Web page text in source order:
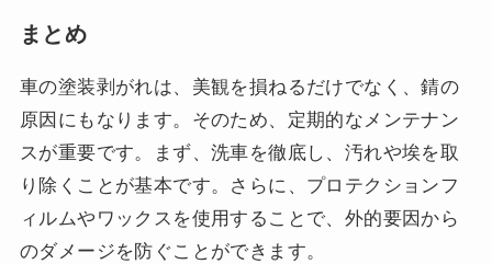
まとめ
車の塗装剥がれは、美観を損ねるだけでなく、錆の
原因にもなります。そのため、定期的なメンテナン
スが重要です。まず、洗車を徹底し、汚れや埃を取
り除くことが基本です。さらに、プロテクションフ
ィルムやワックスを使用することで、外的要因から
のダメージを防ぐことができます。